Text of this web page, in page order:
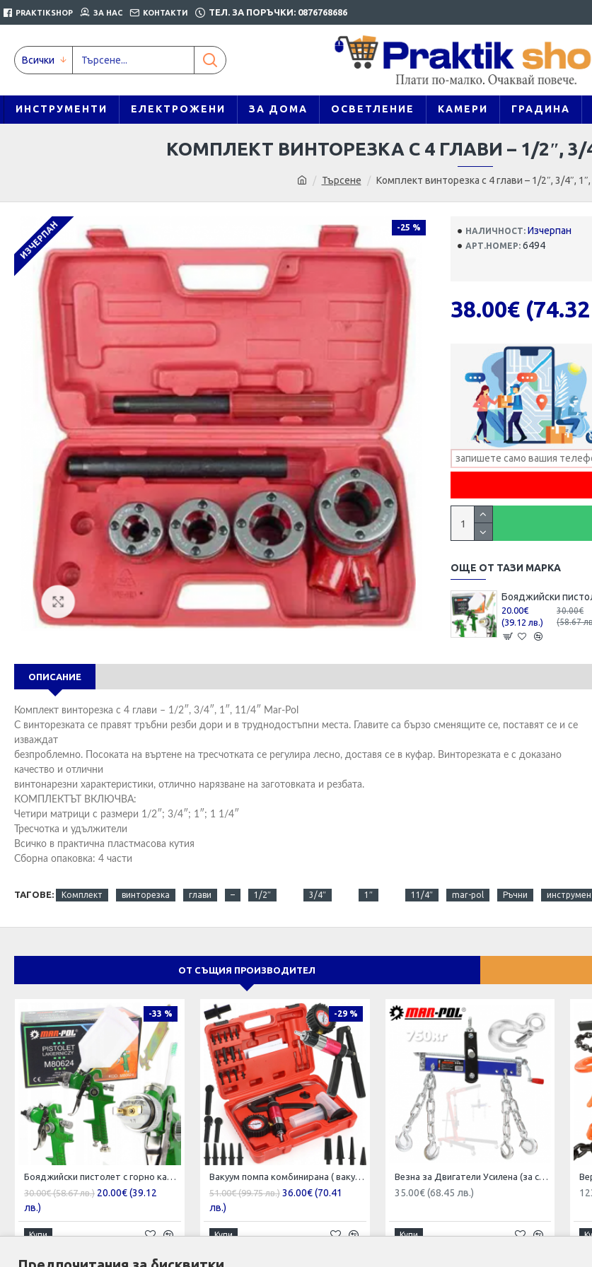
PRAKTIKSHOP ЗА НАС КОНТАКТИ ТЕЛ. ЗА ПОРЪЧКИ: 0876768686
Всички
ИНСТРУМЕНТИ ЕЛЕКТРОЖЕНИ ЗА ДОМА ОСВЕТЛЕНИЕ КАМЕРИ ГРАДИНА
Търсене Комплект винторезка с 4 глави – 1/2″, 3/4″,
КОМПЛЕКТ ВИНТОРЕЗКА С 4 ГЛАВИ – 1/2″, 3/
-25 %
ИЗЧЕРПАН НАЛИЧНОСТ: Изчерпан
АРТ.НОМЕР: 6494
38.00€
ОЩЕ ОТ ТАЗИ МАРКА
20.00€
(39.12 лв.)
30.00€
(58.67
ОПИСАНИЕ
Комплект винторезка с 4 глави – 1/2″, 3/4″, 1″, 11/4″ Mar-Pol
С винторезката се правят тръбни резби дори и в труднодостъпни места. Главите са бързо сменящите се, поставят се и се
изваждат
безпроблемно. Посоката на въртене на тресчотката се регулира лесно, доставя се в куфар. Винторезката е с доказано
качество и отлични
винтонарезни характеристики, отлично нарязване на заготовката и резбата.
КОМПЛЕКТЪТ ВКЛЮЧВА:
Четири матрици с размери 1/2″; 3/4″; 1″; 1 1/4″
Тресчотка и удължители
Всичко в практична пластмасова кутия
Сборна опаковка: 4 части
ТАГОВЕ: Комплект винторезка глави – 1/2″ 3/4″ 1″ 11/4″ mar-pol Ръчни
ОТ СЪЩИЯ ПРОИЗВОДИТЕЛ
-33 %
Бояджийски пистолет с горно казанче Mar-pol HVLP / 1,7 мм , M80624
30.00€ (58.67 лв.) 20.00€ (39.12
лв.)
Купи
-29 %
Вакуум помпа комбинирана ( вакуум и налягане ) Mar-Pol , M57698
51.00€ (99.75 лв.) 36.00€ (70.41
лв.)
Купи
Везна за Двигатели Усилена (за сваляне и качване) 750кг Mar-Pol Кантар за Двигател
35.00€ (68.45 лв.)
Купи